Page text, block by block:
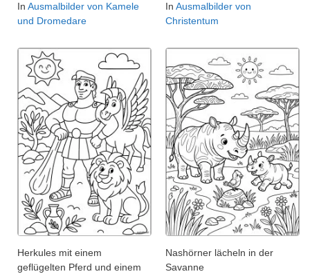
In Ausmalbilder von Kamele
und Dromedare
In Ausmalbilder von
Christentum
Herkules mit einem
geflügelten Pferd und einem
Nashörner lächeln in der
Savanne